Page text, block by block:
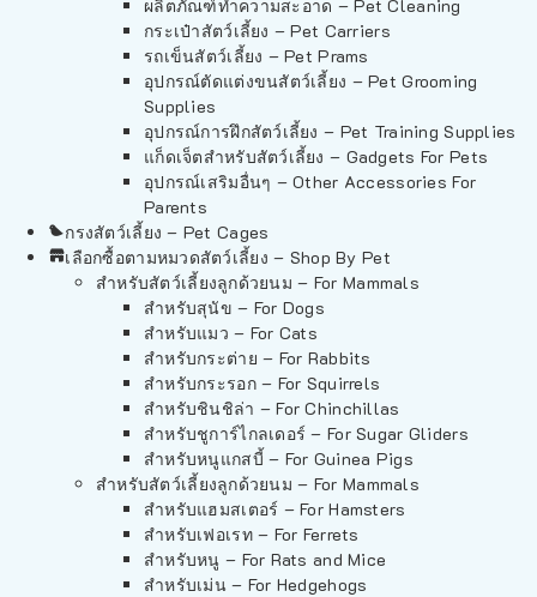
ผลิตภัณฑ์ทำความสะอาด – Pet Cleaning
กระเป๋าสัตว์เลี้ยง – Pet Carriers
รถเข็นสัตว์เลี้ยง – Pet Prams
อุปกรณ์ตัดแต่งขนสัตว์เลี้ยง – Pet Grooming
Supplies
อุปกรณ์การฝึกสัตว์เลี้ยง – Pet Training Supplies
แก็ดเจ็ตสำหรับสัตว์เลี้ยง – Gadgets For Pets
อุปกรณ์เสริมอื่นๆ – Other Accessories For
Parents
กรงสัตว์เลี้ยง – Pet Cages
เลือกซื้อตามหมวดสัตว์เลี้ยง – Shop By Pet
สำหรับสัตว์เลี้ยงลูกด้วยนม – For Mammals
สำหรับสุนัข – For Dogs
สำหรับแมว – For Cats
สำหรับกระต่าย – For Rabbits
สำหรับกระรอก – For Squirrels
สำหรับชินชิล่า – For Chinchillas
สำหรับชูการ์ไกลเดอร์ – For Sugar Gliders
สำหรับหนูแกสบี้ – For Guinea Pigs
สำหรับสัตว์เลี้ยงลูกด้วยนม – For Mammals
สำหรับแฮมสเตอร์ – For Hamsters
สำหรับเฟอเรท – For Ferrets
สำหรับหนู – For Rats and Mice
สำหรับเม่น – For Hedgehogs